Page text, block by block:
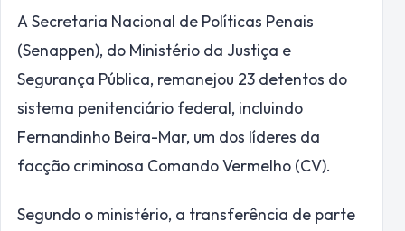
A Secretaria Nacional de Políticas Penais
(Senappen), do Ministério da Justiça e
Segurança Pública, remanejou 23 detentos do
sistema penitenciário federal, incluindo
Fernandinho Beira-Mar, um dos líderes da
facção criminosa Comando Vermelho (CV).
Segundo o ministério, a transferência de parte